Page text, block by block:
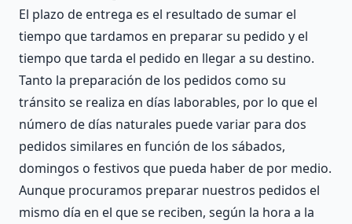
El plazo de entrega es el resultado de sumar el
tiempo que tardamos en preparar su pedido y el
tiempo que tarda el pedido en llegar a su destino.
Tanto la preparación de los pedidos como su
tránsito se realiza en días laborables, por lo que el
número de días naturales puede variar para dos
pedidos similares en función de los sábados,
domingos o festivos que pueda haber de por medio.
Aunque procuramos preparar nuestros pedidos el
mismo día en el que se reciben, según la hora a la